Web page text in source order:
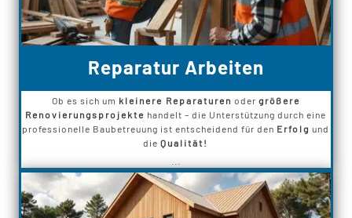
Reparatur Arbeiten
Ob es sich um kleinere Reparaturen oder größere
Renovierungsprojekte handelt – die Unterstützung durch eine
professionelle Baubetreuung ist entscheidend für den Erfolg und
dieQualität!